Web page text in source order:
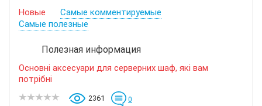
Новые
Самые комментируемые
Самые полезные
Полезная информация
Основні аксесуари для серверних шаф, які вам
потрібні
2361 0